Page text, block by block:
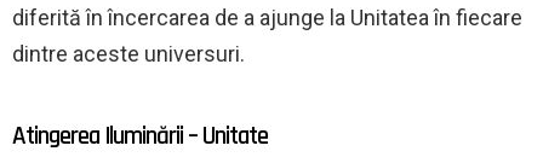
diferită în încercarea de a ajunge la Unitatea în fiecare
dintre aceste universuri.
Atingerea Iluminării – Unitate